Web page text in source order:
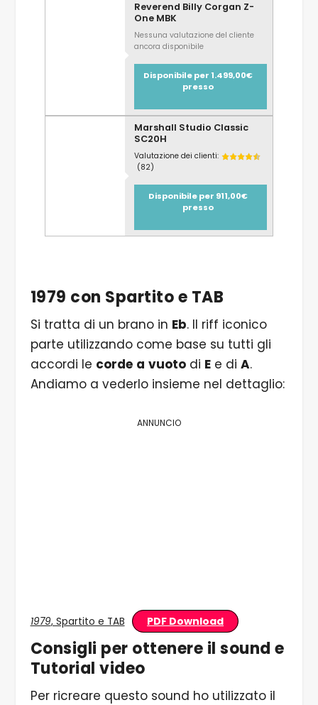
Reverend Billy Corgan Z-
One MBK
Nessuna valutazione del cliente
ancora disponibile
Disponibile per 1.499,00€
presso
Marshall Studio Classic
SC20H
Valutazione dei clienti:
(82)
Disponibile per 911,00€
presso
1979 con Spartito e TAB
Si tratta di un brano in Eb. Il riff iconico
parte utilizzando come base su tutti gli
accordi le corde a vuotodi Ee di A.
Andiamo a vederlo insieme nel dettaglio:
ANNUNCIO
1979, Spartito e TAB PDF Download
Consigli per ottenere il sound e
Tutorial video
Per ricreare questo sound ho utilizzato il